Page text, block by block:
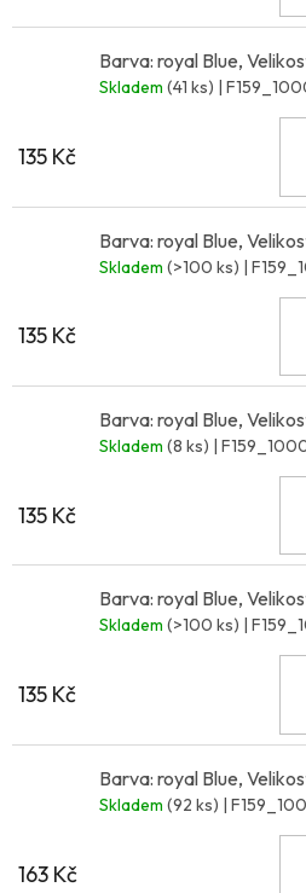
Barva: royal Blue,
Skladem (41 ks) |
135 Kč
Barva: royal Blue,
Skladem (>100 ks) |
135 Kč
Barva: royal Blue,
Skladem (8 ks) |
135 Kč
Barva: royal Blue,
Skladem (>100 ks) |
135 Kč
Barva: royal Blue,
Skladem (92 ks) |
163 Kč